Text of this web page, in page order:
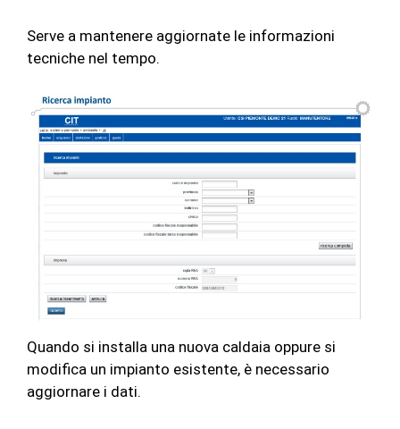
Serve a mantenere aggiornate le informazioni
tecniche nel tempo.
Quando si installa una nuova caldaia oppure si
modifica un impianto esistente, è necessario
aggiornare i dati.